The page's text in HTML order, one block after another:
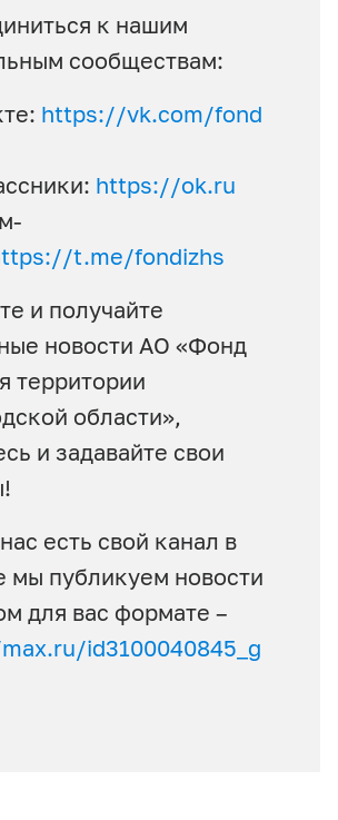
к нашим
сообществам:
https://vk.com/fond
https://ok.ru
t.me/fondizhs
и получайте
новости АО «Фонд
территории
области»,
и задавайте свои
есть свой канал в
мы публикуем новости
для вас формате –
id3100040845_g